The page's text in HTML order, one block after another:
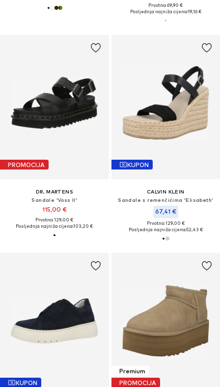
Prvotno: 69,90 €
Posljednja najniža cijena:19,16 €
PROMOCIJA
DR. MARTENS
Sandale 'Voss II'
115,00 €
Prvotno: 129,00 €
Posljednja najniža cijena:103,20 €
KUPON
CALVIN KLEIN
Sandale s remenčićima 'Elisabeth'
67,41 €
Prvotno: 129,00 €
Posljednja najniža cijena:52,43 €
KUPON
Premium
PROMOCIJA